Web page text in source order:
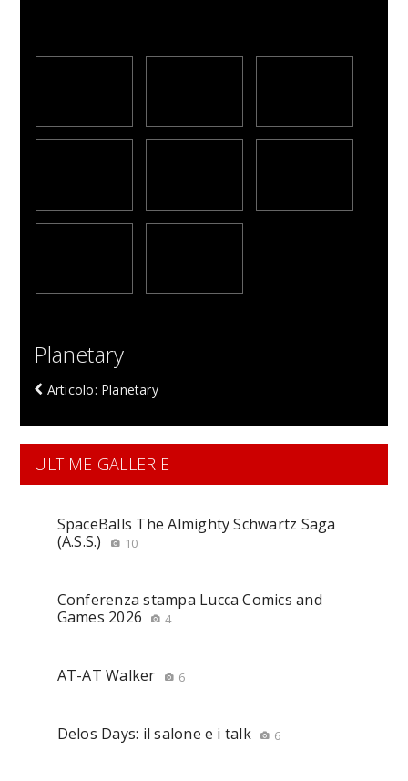
Planetary
Articolo: Planetary
ULTIME GALLERIE
SpaceBalls The Almighty Schwartz Saga
(A.S.S.)
10
Conferenza stampa Lucca Comics and
Games 2026
4
AT-AT Walker 6
Delos Days: il salone e i talk 6